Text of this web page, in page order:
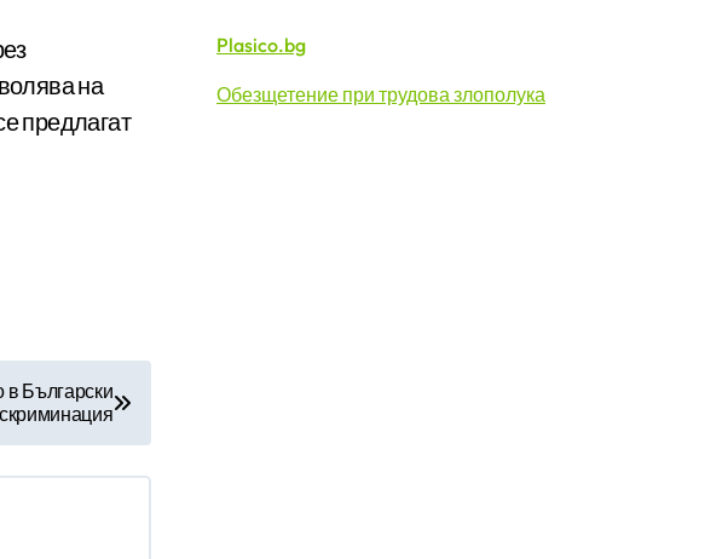
на
предлагат
в Български
Plasico.bg
Обезщетение при трудова злополука